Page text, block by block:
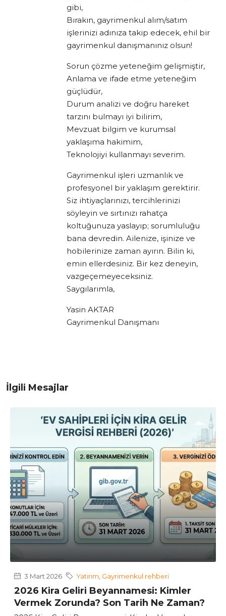
gibi,
Bırakın, gayrimenkul alım/satım
işlerinizi adınıza takip edecek, ehil bir
gayrimenkul danışmanınız olsun!
Sorun çözme yeteneğim gelişmiştir,
Anlama ve ifade etme yeteneğim
güçlüdür,
Durum analizi ve doğru hareket
tarzını bulmayı iyi bilirim,
Mevzuat bilgim ve kurumsal
yaklaşıma hakimim,
Teknolojiyi kullanmayı severim.
Gayrimenkul işleri uzmanlık ve
profesyonel bir yaklaşım gerektirir.
Siz ihtiyaçlarınızı, tercihlerinizi
söyleyin ve sırtınızı rahatça
koltuğunuza yaslayıp; sorumluluğu
bana devredin. Ailenize, işinize ve
hobilerinize zaman ayırın. Bilin ki,
emin ellerdesiniz. Bir kez deneyin,
vazgeçemeyeceksiniz.
Saygılarımla,
Yasin AKTAR
Gayrimenkul Danışmanı
İlgili Mesajlar
3 Mart 2026 Yatırım Gayrimenkul rehberi
2026 Kira Geliri Beyannamesi: Kimler
Vermek Zorunda? Son Tarih Ne Zaman?